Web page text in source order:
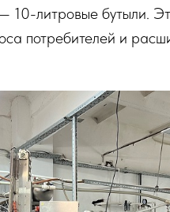
10-литровые бутыли.
потребителей и